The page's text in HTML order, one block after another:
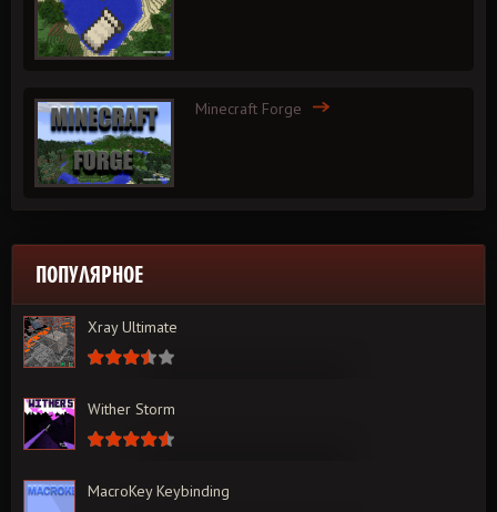
Minecraft Forge
ПОПУЛЯРНОЕ
Xray Ultimate
Wither Storm
MacroKey Keybinding